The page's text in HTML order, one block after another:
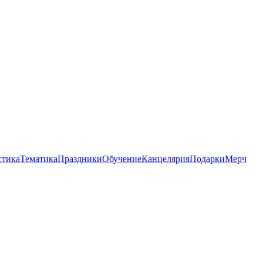
ТематикаПраздникиОбучениеКанцелярияПодаркиМерч